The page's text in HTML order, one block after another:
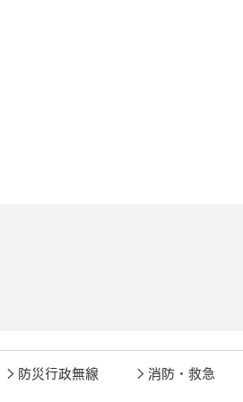
防災行政無線 消防・救急